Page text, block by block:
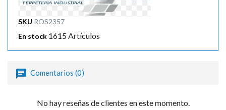
SKU ROS2357
En stock 1615 Artículos
Comentarios (0)
No hay reseñas de clientes en este momento.